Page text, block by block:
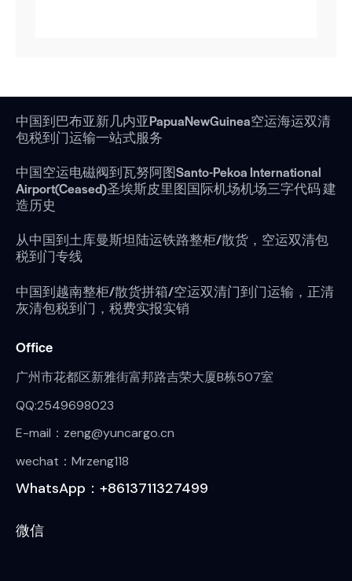
中国到巴布亚新几内亚PapuaNewGuinea空运海运双清
包税到门运输一站式服务
中国空运电磁阀到瓦努阿图Santo-Pekoa International
Airport(Ceased)圣埃斯皮里图国际机场机场三字代码 建
造历史
从中国到土库曼斯坦陆运铁路整柜/散货，空运双清包
税到门专线
中国到越南整柜/散货拼箱/空运双清门到门运输，正清
灰清包税到门，税费实报实销
Office
广州市花都区新雅街富邦路吉荣大厦B栋507室
QQ:2549698023
E-mail：zeng@yuncargo.cn
wechat：Mrzeng118
WhatsApp：+8613711327499
微信